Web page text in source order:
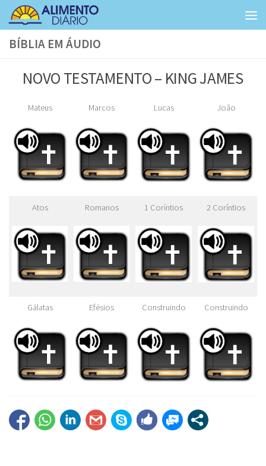
Skip to content
BÍBLIA EM ÁUDIO
NOVO TESTAMENTO – KING JAMES
Mateus Marcos Lucas João
Atos Romanos 1 Coríntios 2 Coríntios
Gálatas Efésios Construindo Construindo